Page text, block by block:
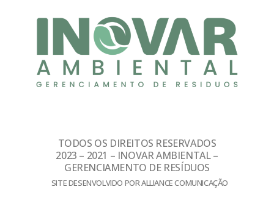
TODOS OS DIREITOS RESERVADOS
2023 – 2021 – INOVAR AMBIENTAL –
GERENCIAMENTO DE RESÍDUOS
SITE DESENVOLVIDO POR ALLIANCE COMUNICAÇÃO